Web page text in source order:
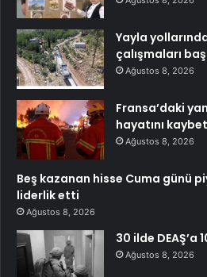
Yayla
çalışmaları
Ağustos 8, 2026
Fransa’daki
hayatını
Ağustos 8, 2026
Beş kazanan hisse Cuma günü
liderlik etti
Ağustos 8, 2026
30 ilde DEAŞ’a
Ağustos 8, 2026